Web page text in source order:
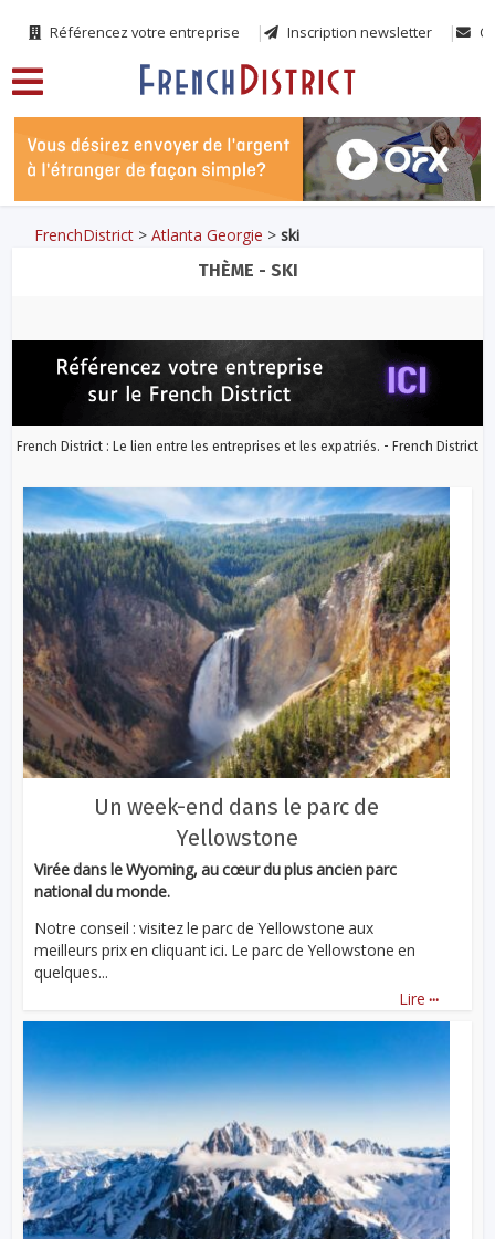
Référencez votre entreprise Inscription newsletter
FrenchDistrict >Atlanta Georgie >ski
THÈME - SKI
French District : Le lien entre les entreprises et les expatriés. - French District
Un week-end dans le parc de
Yellowstone
Virée dans le Wyoming, au cœur du plus ancien parc
national du monde.
Notre conseil : visitez le parc de Yellowstone aux
meilleurs prix en cliquant ici. Le parc de Yellowstone en
quelques...
Lire ...